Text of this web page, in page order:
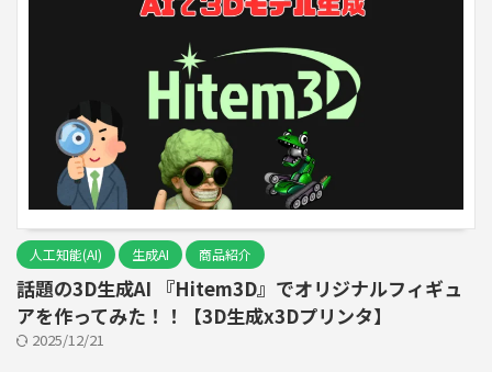
人工知能(AI) 生成AI 商品紹介
話題の3D生成AI 『Hitem3D』でオリジナルフィギュ
アを作ってみた！！【3D生成x3Dプリンタ】
2025/12/21